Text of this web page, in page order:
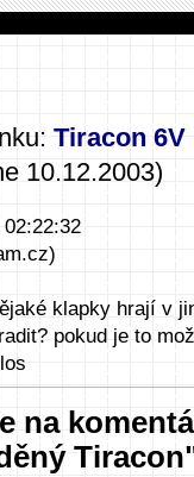
Tiracon 6V
10.12.2003)
klapky hrají v
pokud je to
na